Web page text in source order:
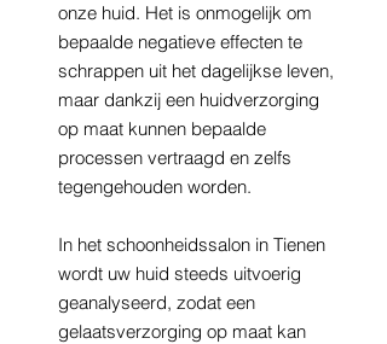
onze huid. Het is onmogelijk om
bepaalde negatieve effecten te
schrappen uit het dagelijkse leven,
maar dankzij een huidverzorging
op maat kunnen bepaalde
processen vertraagd en zelfs
tegengehouden worden.
In het schoonheidssalon in Tienen
wordt uw huid steeds uitvoerig
geanalyseerd, zodat een
gelaatsverzorging op maat kan